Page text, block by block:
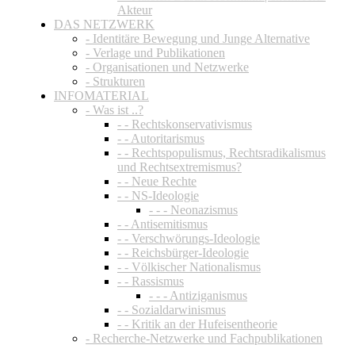
Akteur
DAS NETZWERK
- Identitäre Bewegung und Junge Alternative
- Verlage und Publikationen
- Organisationen und Netzwerke
- Strukturen
INFOMATERIAL
- Was ist ..?
- - Rechtskonservativismus
- - Autoritarismus
- - Rechtspopulismus, Rechtsradikalismus
und Rechtsextremismus?
- - Neue Rechte
- - NS-Ideologie
- - - Neonazismus
- - Antisemitismus
- - Verschwörungs-Ideologie
- - Reichsbürger-Ideologie
- - Völkischer Nationalismus
- - Rassismus
- - - Antiziganismus
- - Sozialdarwinismus
- - Kritik an der Hufeisentheorie
- Recherche-Netzwerke und Fachpublikationen